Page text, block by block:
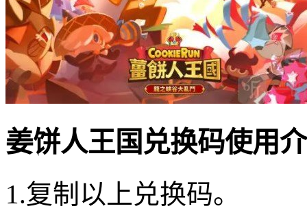
姜饼人王国兑换码使用
1.复制以上兑换码。